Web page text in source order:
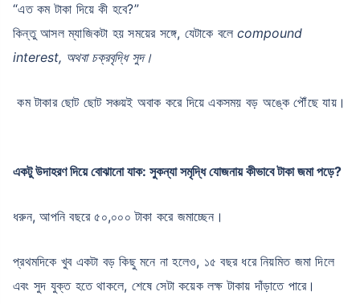
“এত কম টাকা দিয়ে কী হবে?”
কিন্তু আসল ম্যাজিকটা হয় সময়ের সঙ্গে, যেটাকে বলেcompound
interest, অথবা চক্রবৃদ্ধি সুদ।
কম টাকার ছোট ছোট সঞ্চয়ই অবাক করে দিয়ে একসময় বড় অঙ্কে পৌঁছে যায়।
একটু উদাহরণ দিয়ে বোঝানো যাক: সুকন্যা সমৃদ্ধি যোজনায় কীভাবে টাকা জমা পড়ে?
ধরুন, আপনি বছরে ৫০,০০০ টাকা করে জমাচ্ছেন।
প্রথমদিকে খুব একটা বড় কিছু মনে না হলেও, ১৫ বছর ধরে নিয়মিত জমা দিলে
এবং সুদ যুক্ত হতে থাকলে, শেষে সেটা কয়েক লক্ষ টাকায় দাঁড়াতে পারে।